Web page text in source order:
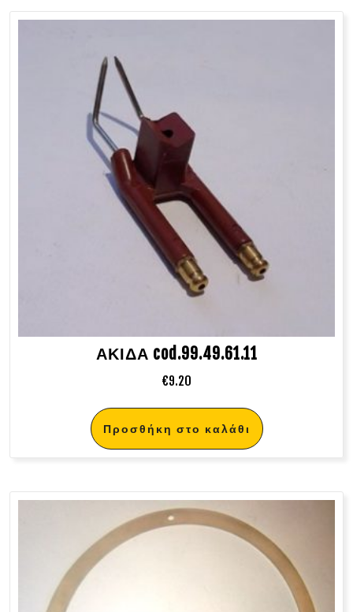
ΑΚΙΔΑ cod.99.49.61.11
€9.20
Προσθήκη στο καλάθι